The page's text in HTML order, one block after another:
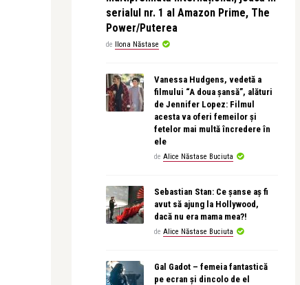
serialul nr. 1 al Amazon Prime, The
Power/Puterea
de Ilona Năstase
Vanessa Hudgens, vedetă a
filmului “A doua șansă”, alături
de Jennifer Lopez: Filmul
acesta va oferi femeilor și
fetelor mai multă încredere în
ele
de Alice Năstase Buciuta
Sebastian Stan: Ce șanse aș fi
avut să ajung la Hollywood,
dacă nu era mama mea?!
de Alice Năstase Buciuta
Gal Gadot – femeia fantastică
pe ecran și dincolo de el